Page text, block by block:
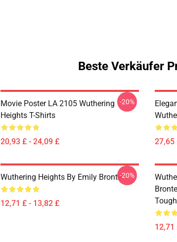
Beste Verkäufer
Movie Poster LA 2105 Wuthering
Heights T-Shirts
20,93 £ - 24,09 £
-20%
27,65
Wuthering Heights By Emily Brontë
12,71 £ - 13,82 £
-20%
12,71